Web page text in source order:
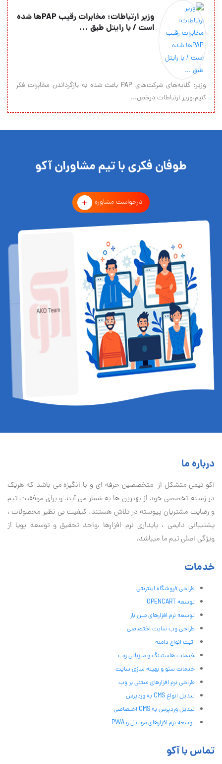
وزیر ارتباطات: مخابرات رقیب PAPها شده
است / با رایتل طبق ...
وزیر: گلایه‌های شرکت‌های PAP باعث شده به بازگرداندن مخابرات فکر
کنیم.وزیر ارتباطات درخص...
طوفان فکری با تیم مشاوران آکو
درخواست مشاوره
درباره ما
آكو تيمی متشکل از متخصصین حرفه ای و با انگیزه می باشد که هریک
در زمینه تخصصی خود از بهترین ها به شمار می آیند و برای موفقیت تيم
و رضایت مشتریان پیوسته در تلاش هستند. کیفیت بی نظير محصولات ،
پشتیبانی دايمی ، پایداری نرم افزارها ،واحد تحقیق و توسعه پویا از
ویژگی اصلی تیم ما میباشد.
خدمات
طراحی فروشگاه اینترنتی
توسعه OPENCART
توسعه نرم افزارهای متن باز
طراحی وب سایت اختصاصی
ثبت انواع دامنه
خدمات هاستینگ و میزبانی وب
خدمات سئو و بهینه سازی سایت
طراحی نرم افزارهای مبتنی بر وب
تبدیل انواع CMS به وردپرس
تبدیل وردپرس به CMS اختصاصی
توسعه نرم افزارهای موبایل و PWA
تماس با آکو